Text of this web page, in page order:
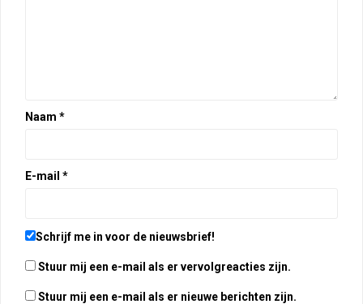
Naam *
E-mail *
Schrijf me in voor de nieuwsbrief!
Stuur mij een e-mail als er vervolgreacties zijn.
Stuur mij een e-mail als er nieuwe berichten zijn.